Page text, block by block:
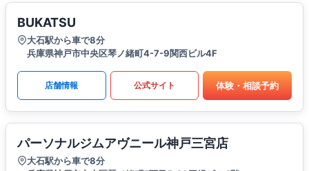
BUKATSU
大石駅から車で8分
兵庫県神戸市中央区琴ノ緒町4-7-9関西ビル4F
店舗情報 公式サイト 体験・相談予約
パーソナルジムアヴニール神戸三宮店
大石駅から車で8分